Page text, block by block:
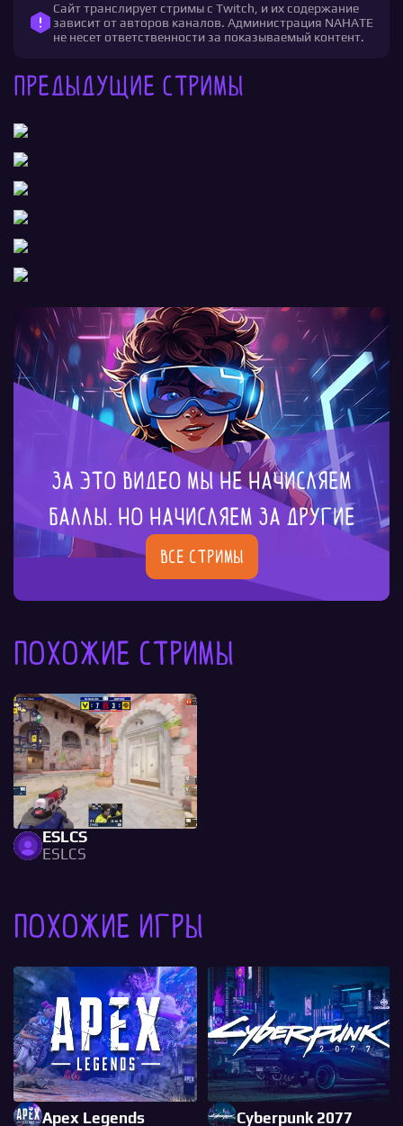
Сайт транслирует стримы с Twitch, и их содержание
зависит от авторов каналов. Администрация NAHATE
не несет ответственности за показываемый контент.
Предыдущие стримы
За это видео мы не начисляем
баллы. Но начисляем за другие
Все стримы
Похожие стримы
ESLCS
ESLCS
Похожие игры
Apex Legends Cyberpunk 2077